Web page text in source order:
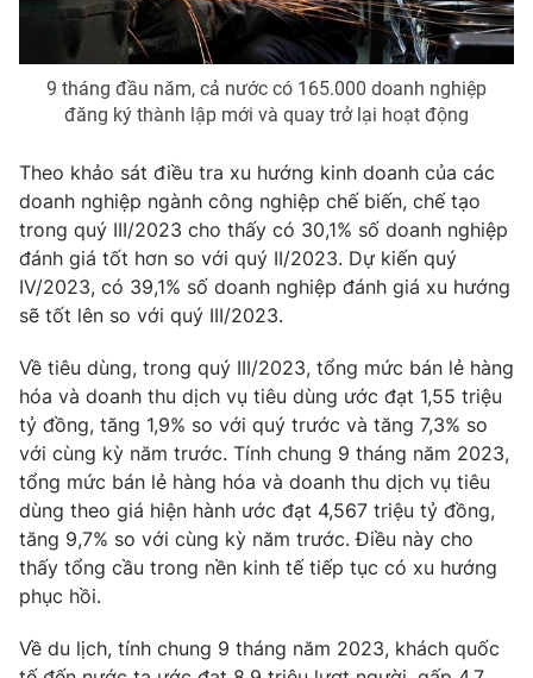
Tổng Biên tập:Vũ Thanh Thủy
Phó Tổng Biên tập:Nguyễn Thị Mỹ Hạnh, Phạm Quốc Thắng,
Nguyễn Trọng Ninh
Tổng đài VTV: 024.38 355 931 - 024.38 355 932
Email: toasoan@vtv.vn
Liên hệ quảng cáo:024-7300.7108
® Cấm sao chép dưới mọi hình thức nếu không có sự chấp
thuận bằng văn bản. Ghi rõ nguồn VTV.vn khi phát hành lại
thông tin từ website này.
9 tháng đầu năm, cả nước có 165.000 doanh nghiệp
đăng ký thành lập mới và quay trở lại hoạt động
Theo khảo sát điều tra xu hướng kinh doanh của các
doanh nghiệp ngành công nghiệp chế biến, chế tạo
trong quý III/2023 cho thấy có 30,1% số doanh nghiệp
đánh giá tốt hơn so với quý II/2023. Dự kiến quý
IV/2023, có 39,1% số doanh nghiệp đánh giá xu hướng
sẽ tốt lên so với quý III/2023.
Về tiêu dùng, trong quý III/2023, tổng mức bán lẻ hàng
hóa và doanh thu dịch vụ tiêu dùng ước đạt 1,55 triệu
tỷ đồng, tăng 1,9% so với quý trước và tăng 7,3% so
với cùng kỳ năm trước. Tính chung 9 tháng năm 2023,
tổng mức bán lẻ hàng hóa và doanh thu dịch vụ tiêu
dùng theo giá hiện hành ước đạt 4,567 triệu tỷ đồng,
tăng 9,7% so với cùng kỳ năm trước. Điều này cho
thấy tổng cầu trong nền kinh tế tiếp tục có xu hướng
phục hồi.
Về du lịch, tính chung 9 tháng năm 2023, khách quốc